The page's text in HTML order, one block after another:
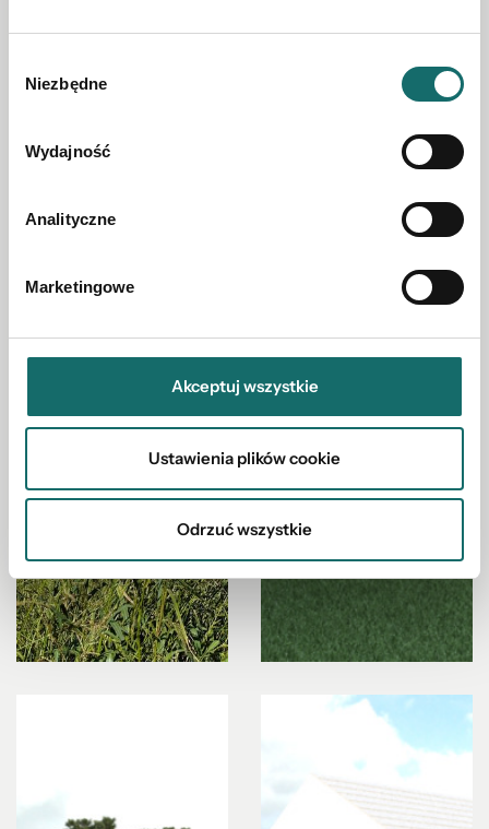
zgody
Niezbędne
Wydajność
Analityczne
Marketingowe
Akceptuj wszystkie
Ustawienia plików cookie
Odrzuć wszystkie